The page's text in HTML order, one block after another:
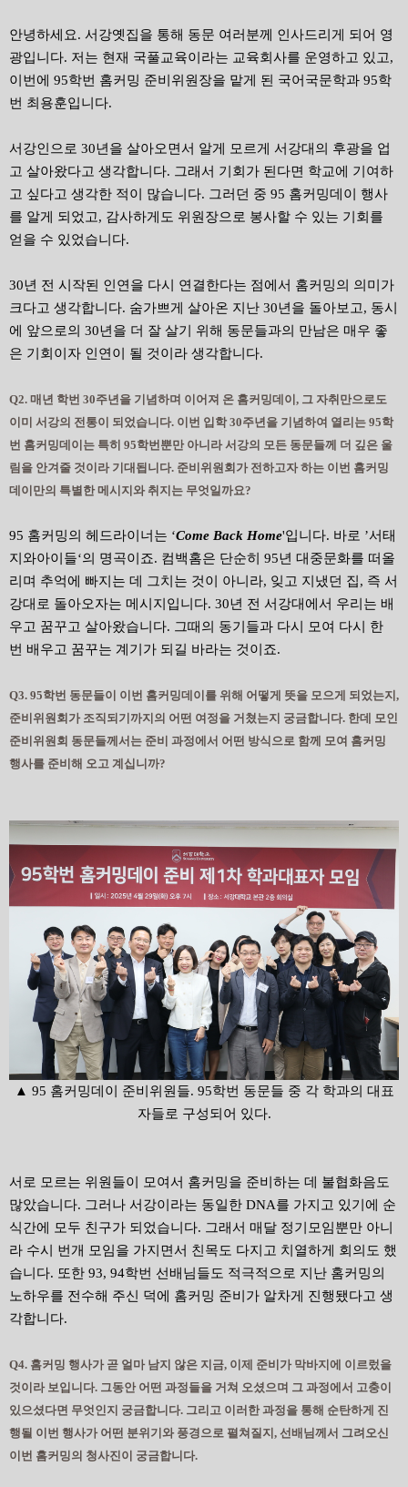
안녕하세요. 서강옛집을 통해 동문 여러분께 인사드리게 되어 영
광입니다. 저는 현재 국풀교육이라는 교육회사를 운영하고 있고,
이번에 95학번 홈커밍 준비위원장을 맡게 된 국어국문학과 95학
번 최용훈입니다.
서강인으로 30년을 살아오면서 알게 모르게 서강대의 후광을 업
고 살아왔다고 생각합니다. 그래서 기회가 된다면 학교에 기여하
고 싶다고 생각한 적이 많습니다. 그러던 중 95 홈커밍데이 행사
를 알게 되었고, 감사하게도 위원장으로 봉사할 수 있는 기회를
얻을 수 있었습니다.
30년 전 시작된 인연을 다시 연결한다는 점에서 홈커밍의 의미가
크다고 생각합니다. 숨가쁘게 살아온 지난 30년을 돌아보고, 동시
에 앞으로의 30년을 더 잘 살기 위해 동문들과의 만남은 매우 좋
은 기회이자 인연이 될 것이라 생각합니다.
Q2. 매년 학번 30주년을 기념하며 이어져 온 홈커밍데이, 그 자취만으로도
이미 서강의 전통이 되었습니다. 이번 입학 30주년을 기념하여 열리는 95학
번 홈커밍데이는 특히 95학번뿐만 아니라 서강의 모든 동문들께 더 깊은 울
림을 안겨줄 것이라 기대됩니다. 준비위원회가 전하고자 하는 이번 홈커밍
데이만의 특별한 메시지와 취지는 무엇일까요?
95 홈커밍의 헤드라이너는 ‘Come Back Home'입니다. 바로 ’서태
지와아이들‘의 명곡이죠. 컴백홈은 단순히 95년 대중문화를 떠올
리며 추억에 빠지는 데 그치는 것이 아니라, 잊고 지냈던 집, 즉 서
강대로 돌아오자는 메시지입니다. 30년 전 서강대에서 우리는 배
우고 꿈꾸고 살아왔습니다. 그때의 동기들과 다시 모여 다시 한
번 배우고 꿈꾸는 계기가 되길 바라는 것이죠.
Q3. 95학번 동문들이 이번 홈커밍데이를 위해 어떻게 뜻을 모으게 되었는지,
준비위원회가 조직되기까지의 어떤 여정을 거쳤는지 궁금합니다. 한데 모인
준비위원회 동문들께서는 준비 과정에서 어떤 방식으로 함께 모여 홈커밍
행사를 준비해 오고 계십니까?
▲ 95 홈커밍데이 준비위원들. 95학번 동문들 중 각 학과의 대표
자들로 구성되어 있다.
서로 모르는 위원들이 모여서 홈커밍을 준비하는 데 불협화음도
많았습니다. 그러나 서강이라는 동일한 DNA를 가지고 있기에 순
식간에 모두 친구가 되었습니다. 그래서 매달 정기모임뿐만 아니
라 수시 번개 모임을 가지면서 친목도 다지고 치열하게 회의도 했
습니다. 또한 93, 94학번 선배님들도 적극적으로 지난 홈커밍의
노하우를 전수해 주신 덕에 홈커밍 준비가 알차게 진행됐다고 생
각합니다.
Q4. 홈커밍 행사가 곧 얼마 남지 않은 지금, 이제 준비가 막바지에 이르렀을
것이라 보입니다. 그동안 어떤 과정들을 거쳐 오셨으며 그 과정에서 고충이
있으셨다면 무엇인지 궁금합니다. 그리고 이러한 과정을 통해 순탄하게 진
행될 이번 행사가 어떤 분위기와 풍경으로 펼쳐질지, 선배님께서 그려오신
이번 홈커밍의 청사진이 궁금합니다.